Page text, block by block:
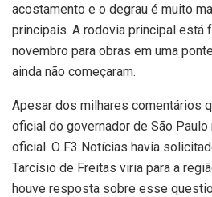
acostamento e o degrau é muito
principais. A rodovia principal está
novembro para obras em uma
ainda não começaram.
Apesar dos milhares comentários
oficial do governador de São
oficial. O F3 Notícias havia
Tarcísio de Freitas viria para a
houve resposta sobre esse